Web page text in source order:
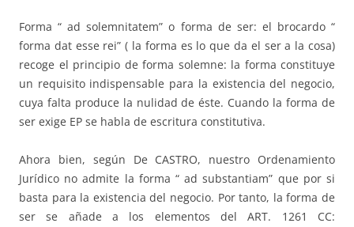
Forma “ ad solemnitatem” o forma de ser: el brocardo “
forma dat esse rei” ( la forma es lo que da el ser a la cosa)
recoge el principio de forma solemne: la forma constituye
un requisito indispensable para la existencia del negocio,
cuya falta produce la nulidad de éste. Cuando la forma de
ser exige EP se habla de escritura constitutiva.
Ahora bien, según De CASTRO, nuestro Ordenamiento
Jurídico no admite la forma “ ad substantiam” que por si
basta para la existencia del negocio. Por tanto, la forma de
ser se añade a los elementos del ART. 1261 CC: